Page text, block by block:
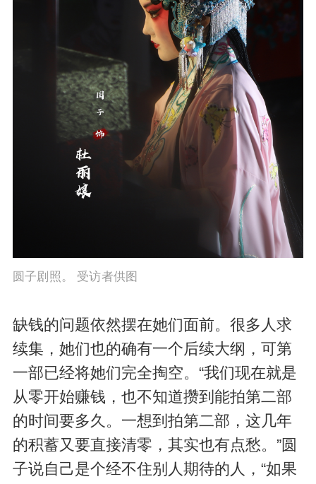
圆子剧照。 受访者供图
缺钱的问题依然摆在她们面前。很多人求
续集，她们也的确有一个后续大纲，可第
一部已经将她们完全掏空。“我们现在就是
从零开始赚钱，也不知道攒到能拍第二部
的时间要多久。一想到拍第二部，这几年
的积蓄又要直接清零，其实也有点愁。”圆
子说自己是个经不住别人期待的人，“如果